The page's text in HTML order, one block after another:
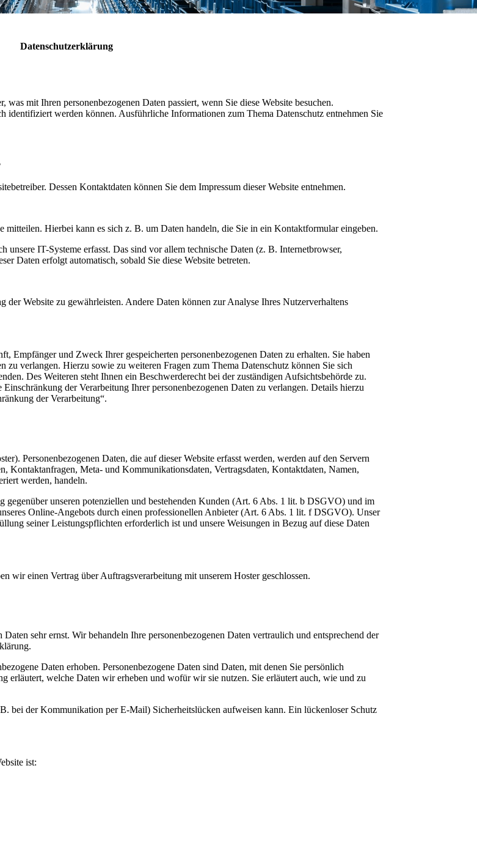
Datenschutzerklärung
mit Ihren personenbezogenen Daten passiert, wenn Sie diese Website besuchen.
identifiziert werden können. Ausführliche Informationen zum Thema Datenschutz entnehmen Sie
Dessen Kontaktdaten können Sie dem Impressum dieser Website entnehmen.
mitteilen. Hierbei kann es sich z. B. um Daten handeln, die Sie in ein Kontaktformular eingeben.
unsere IT-Systeme erfasst. Das sind vor allem technische Daten (z. B. Internetbrowser,
Daten erfolgt automatisch, sobald Sie diese Website betreten.
Website zu gewährleisten. Andere Daten können zur Analyse Ihres Nutzerverhaltens
Empfänger und Zweck Ihrer gespeicherten personenbezogenen Daten zu erhalten. Sie haben
zu verlangen. Hierzu sowie zu weiteren Fragen zum Thema Datenschutz können Sie sich
Des Weiteren steht Ihnen ein Beschwerderecht bei der zuständigen Aufsichtsbehörde zu.
der Verarbeitung Ihrer personenbezogenen Daten zu verlangen. Details hierzu
der Verarbeitung“.
Personenbezogenen Daten, die auf dieser Website erfasst werden, werden auf den Servern
Kontaktanfragen, Meta- und Kommunikationsdaten, Vertragsdaten, Kontaktdaten, Namen,
werden, handeln.
gegenüber unseren potenziellen und bestehenden Kunden (Art. 6 Abs. 1 lit. b DSGVO) und im
Online-Angebots durch einen professionellen Anbieter (Art. 6 Abs. 1 lit. f DSGVO). Unser
seiner Leistungspflichten erforderlich ist und unsere Weisungen in Bezug auf diese Daten
wir einen Vertrag über Auftragsverarbeitung mit unserem Hoster geschlossen.
sehr ernst. Wir behandeln Ihre personenbezogenen Daten vertraulich und entsprechend der
Daten erhoben. Personenbezogene Daten sind Daten, mit denen Sie persönlich
erläutert, welche Daten wir erheben und wofür wir sie nutzen. Sie erläutert auch, wie und zu
bei der Kommunikation per E-Mail) Sicherheitslücken aufweisen kann. Ein lückenloser Schutz
ist: